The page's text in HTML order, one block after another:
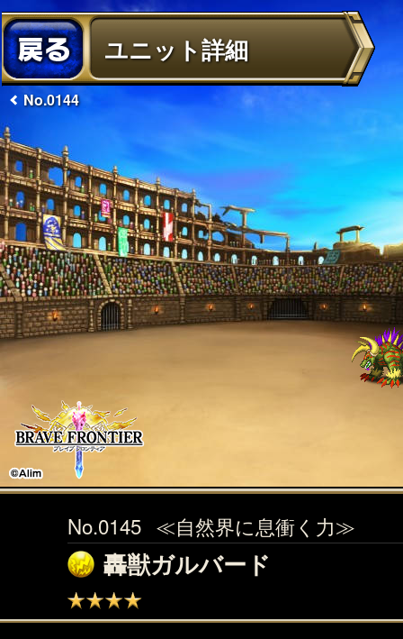
ユニット詳細
No.0144
No.0145 ≪自然界に息衝く力≫
轟獣ガルバード